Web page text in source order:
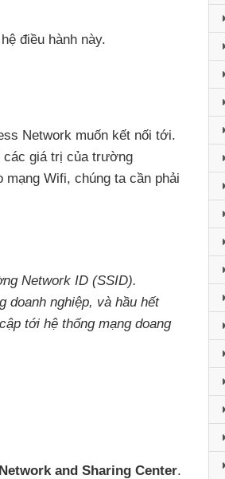
điều hành này.
Network muốn kết nối tới.
các giá trị của trường
mạng Wifi, chúng ta cần phải
Network ID (SSID).
doanh nghiệp, và hầu hết
tới hệ thống mạng doang
and Sharing Center.